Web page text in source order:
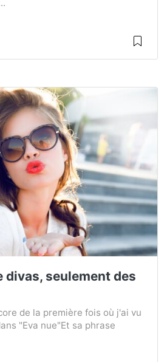
divas, seulement des
de la première fois où j'ai vu
"Eva nue"Et sa phrase